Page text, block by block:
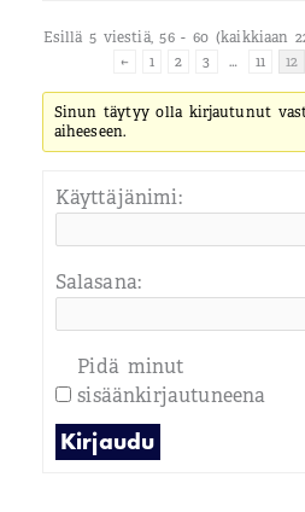
Esillä 5 viestiä, 56 - 60 (kaikkiaan
←
1 2 3 … 11 12
Sinun täytyy olla kirjautunut
aiheeseen.
Käyttäjänimi:
Salasana:
Pidä minut
sisäänkirjautuneena
Kirjaudu